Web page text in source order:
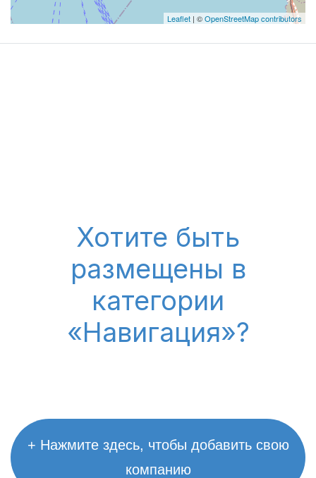
Leaflet | ©OpenStreetMap contributors
Хотите быть
размещены в
категории
«Навигация»?
+ Нажмите здесь, чтобы добавить свою
компанию